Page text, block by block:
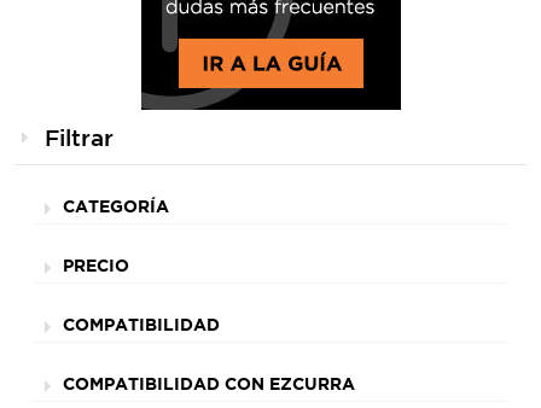
Filtrar
CATEGORÍA
PRECIO
COMPATIBILIDAD
COMPATIBILIDAD CON EZCURRA